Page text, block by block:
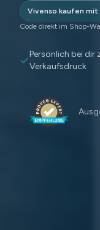
Vivenso kaufen mit
Code direkt im Shop-
Persönlich bei dir
Verkaufsdruck